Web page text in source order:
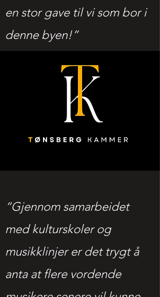
en stor gave til vi som bor i
denne byen!”
“Gjennom samarbeidet
med kulturskoler og
musikklinjer er det trygt å
anta at flere vordende